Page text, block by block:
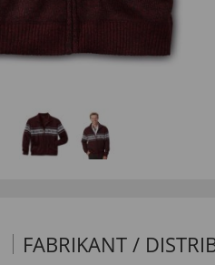
FABRIKANT /